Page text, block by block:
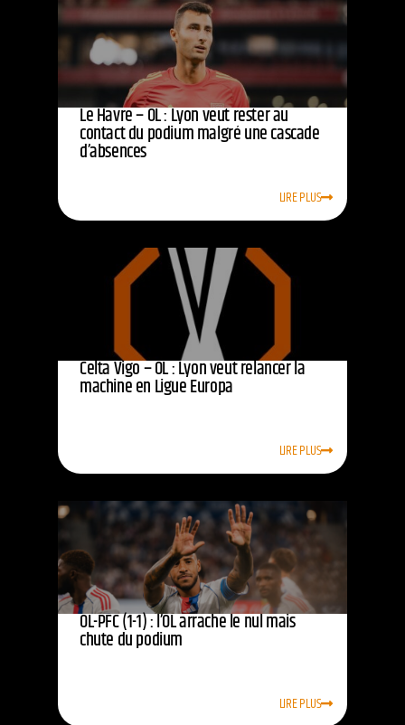
Le Havre – OL : Lyon veut rester au
contact du podium malgré une cascade
d’absences
LIRE PLUS
Celta Vigo – OL : Lyon veut relancer la
machine en Ligue Europa
LIRE PLUS
OL-PFC (1-1) : l’OL arrache le nul mais
chute du podium
LIRE PLUS